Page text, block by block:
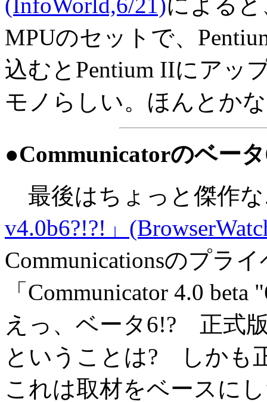
MPUのセットで、
込むとPentium IIにアッ
モノらしい。ほんとか
●Communicatorのベー
最後はちょっと傑作
v4.0b6?!?!」
Communicationsのプラ
「Communicator 4.0
えっ、ベータ6!? 正式
ということは? しかも
これは取材をベースに